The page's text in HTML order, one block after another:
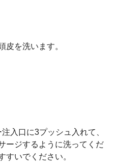
皮を洗います。
入口に3プッシュ入れて、
ージするように洗ってくだ
すいでください。